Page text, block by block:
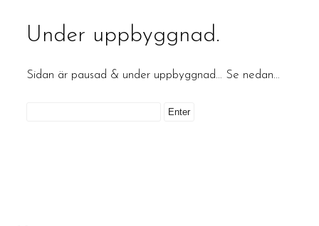
Under uppbyggnad.
Sidan är pausad & under uppbyggnad… Se nedan…